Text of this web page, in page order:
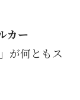
カー
が何ともス